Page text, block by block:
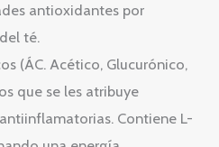
antioxidantes por
té.
(ÁC. Acético, Glucurónico,
que se les atribuye
Contiene L-